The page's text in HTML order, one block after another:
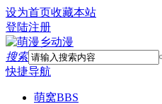
设为首页收藏本站
登陆注册
搜索
快捷导航
萌窝BBS